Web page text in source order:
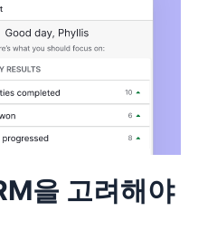
을 고려해야